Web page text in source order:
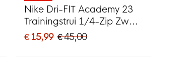
Nike Dri-FIT Academy 23
Trainingstrui 1/4-Zip Zwart
Wit
€ 15,99 € 45,00